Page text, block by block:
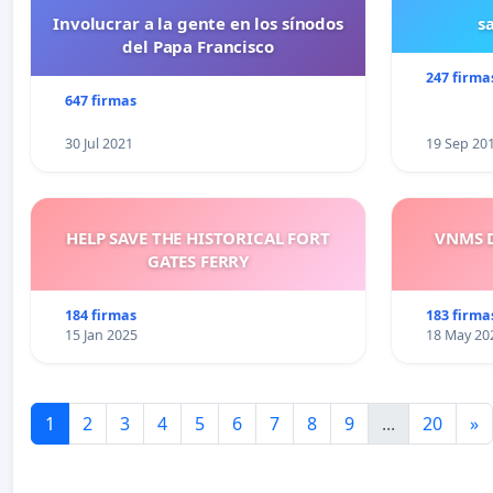
Involucrar a la gente en los sínodos
del Papa Francisco
647 firmas
30 Jul 2021
247
19 Sep
HELP SAVE THE HISTORICAL FORT
GATES FERRY
184 firmas
15 Jan 2025
VNMS
183
18 May
1 2 3 4 5 6 7 8 9 ... 20 »